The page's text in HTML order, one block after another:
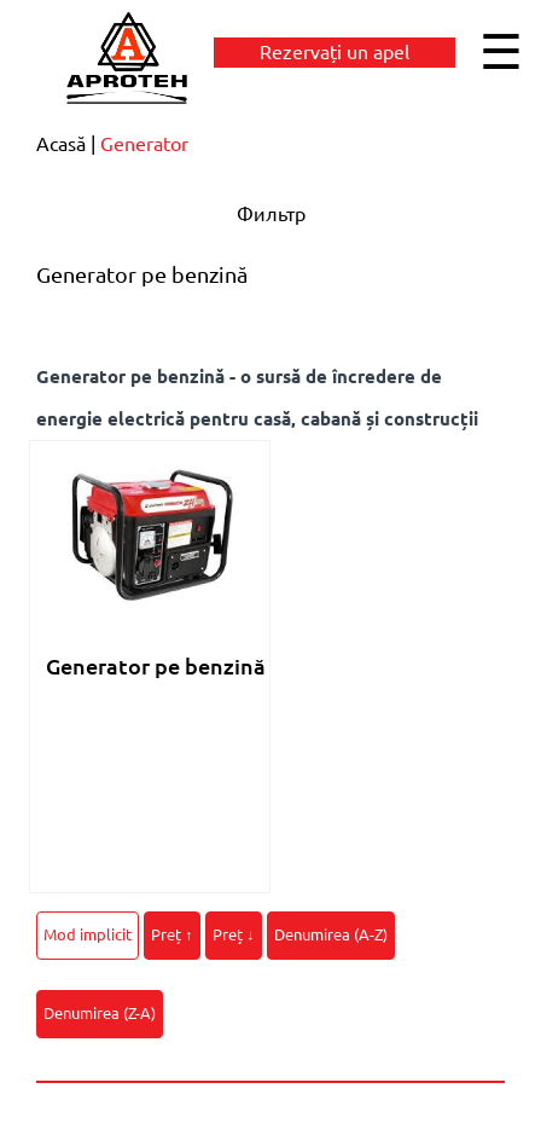
Rezervați un apel ☰
Acasă Generator
Фильтр
Generator pe benzină
Generator pe benzină - o sursă de încredere de
energie electrică pentru casă, cabană și construcții
Generator pe benzină
Mod implicit Preț ↑ Preț ↓ Denumirea (A-Z)
Denumirea (Z-A)